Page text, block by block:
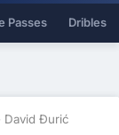
Passes Dribles
David Đurić